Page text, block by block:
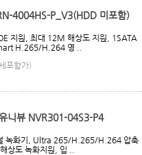
4004HS-P_V3(HDD 미포함)
지원, 최대 12M 해상도 지원, 1SATA
H.265/H.264 영 ..
포함가)
니뷰 NVR301-04S3-P4
녹화기, Ultra 265/H.265/H.264 압축
상도 녹화지원, 입 ..